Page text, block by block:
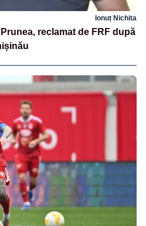
Ionuț Nichita
reclamat de FRF după